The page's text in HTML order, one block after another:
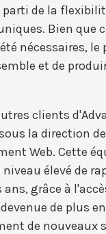
de la
Bien
nécessaires,
et de
clients
la direction
Web. Cette
élevé de
ans, grâce à
de plus
de nouveaux